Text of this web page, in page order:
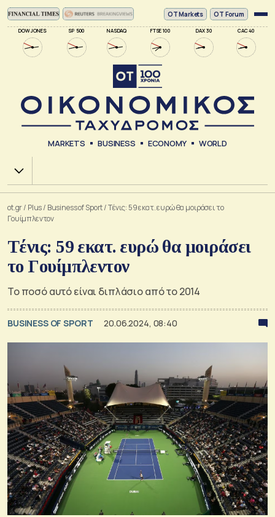
DOW JONES SP 500 NASDAQ FTSE 100 DAX 30 CAC 40
ΟΤ Markets OT Forum
MARKETS BUSINESS ECONOMY WORLD
Χ.Α.
ot.gr/ Plus/ Business of Sport/Tένις: 59 εκατ. ευρώ θα μοιράσει το
Γουίμπλεντον
Tένις: 59 εκατ. ευρώ θα μοιράσει
το Γουίμπλεντον
Το ποσό αυτό είναι διπλάσιο από το 2014
BUSINESS OF SPORT 20.06.2024, 08:40